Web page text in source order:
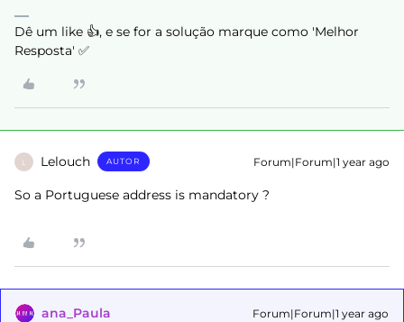
Dê um like 👍, e se for a solução marque como 'Melhor
Resposta' ✅
L Lelouch AUTOR Forum|Forum|1 year ago
So a Portuguese address is mandatory ?
ana_Paula Forum|Forum|1 year ago